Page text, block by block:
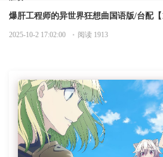
爆肝工程师的异世界狂想曲国语版/台配
2025-10-2 17:02:00 阅读 1913